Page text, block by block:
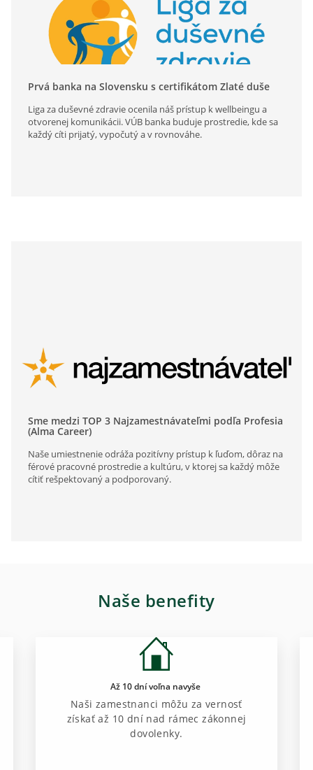
Prvá banka na Slovensku s certifikátom Zlaté duše
Liga za duševné zdravie ocenila náš prístup k wellbeingu a
otvorenej komunikácii. VÚB banka buduje prostredie, kde sa
každý cíti prijatý, vypočutý a v rovnováhe.
Sme medzi TOP 3 Najzamestnávateľmi podľa Profesia
(Alma Career)
Naše umiestnenie odráža pozitívny prístup k ľuďom, dôraz na
férové pracovné prostredie a kultúru, v ktorej sa každý môže
cítiť rešpektovaný a podporovaný.
Naše benefity
Až 10 dní voľna navyše
Naši zamestnanci môžu za vernosť
získať až 10 dní nad rámec zákonnej
dovolenky.